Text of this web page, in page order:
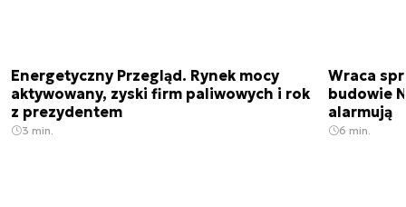
Energetyczny Przegląd. Rynek mocy
aktywowany, zyski firm paliwowych i rok
z prezydentem
3 min.
Wraca
budowie
alarmują
6 min.